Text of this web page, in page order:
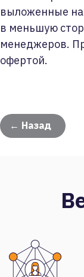
выложенные на
в меньшую
менеджеров.
офертой.
← Назад